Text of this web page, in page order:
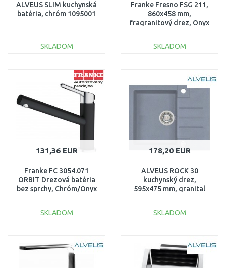
ALVEUS SLIM kuchynská
batéria, chróm 1095001
SKLADOM
Porovnať
Franke Fresno FSG 211,
860x458 mm,
fragranitový drez, Onyx
SKLADOM
Porovnať
131,36 EUR
Franke FC 3054.071
ORBIT Drezová batéria
bez sprchy, Chróm/Onyx
SKLADOM
Porovnať
178,20 EUR
ALVEUS ROCK 30
kuchynský drez,
595x475 mm, granital
SKLADOM
Porovnať